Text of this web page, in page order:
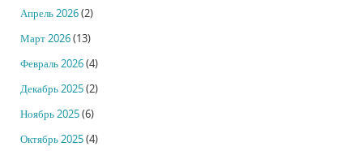
Апрель 2026(2)
Март 2026(13)
Февраль 2026(4)
Декабрь 2025(2)
Ноябрь 2025(6)
Октябрь 2025(4)